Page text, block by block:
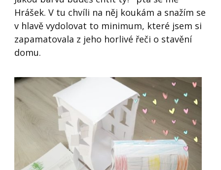
Hrášek. V tu chvíli na něj koukám a snažím se
v hlavě vydolovat to minimum, které jsem si
zapamatovala z jeho horlivé řeči o stavění
domu.